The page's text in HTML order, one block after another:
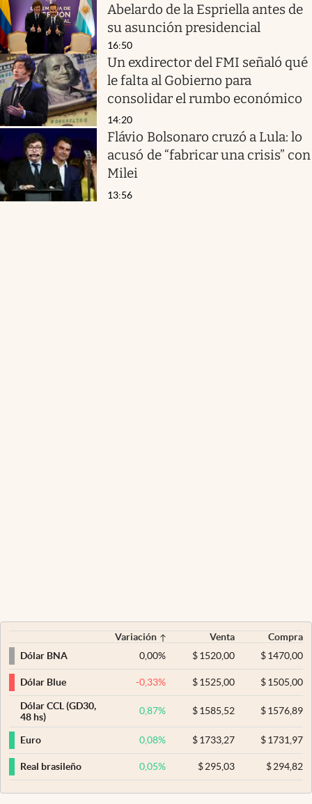
Abelardo de la Espriella antes de
su asunción presidencial
16:50
Un exdirector del FMI señaló qué
le falta al Gobierno para
consolidar el rumbo económico
14:20
Flávio Bolsonaro cruzó a Lula: lo
acusó de “fabricar una crisis” con
Milei
13:56
Variación Venta
Compra
Dólar BNA
0,00% $ 1520,00 $1470,00
Dólar Blue -0,33% $ 1525,00 $1505,00
Dólar CCL (GD30,
48 hs)
0,87% $ 1585,52 $1576,89
Euro 0,08% $ 1733,27 $1731,97
Real brasileño 0,05% $ 295,03 $294,82